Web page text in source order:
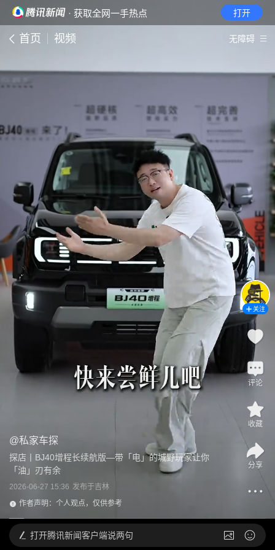
· 获取全网一手热点 打开
首页 视频 无障碍
@私家车探
探店丨BJ40增程长续航版—带「电」的城野玩家让你
「油」刃有余
2026-06-27 15:36 发布于吉林
作者声明：个人观点，仅供参考
关注
评论
收藏
分享
打开腾讯新闻客户端说两句